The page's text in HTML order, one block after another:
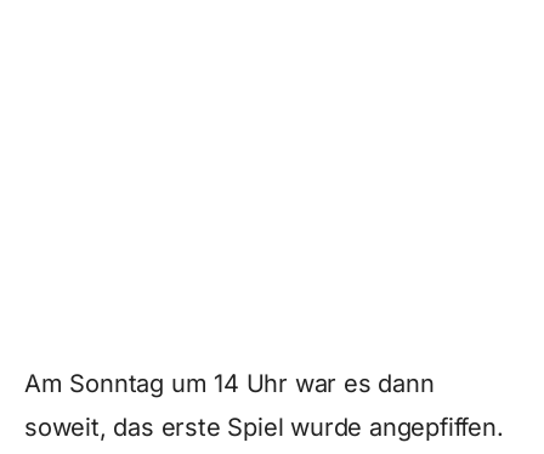
Am Sonntag um 14 Uhr war es dann
soweit, das erste Spiel wurde angepfiffen.